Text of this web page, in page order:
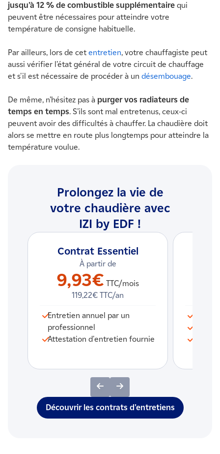
jusqu’à 12 % de combustible supplémentaire qui
peuvent être nécessaires pour atteindre votre
température de consigne habituelle.
Par ailleurs, lors de cet entretien, votre chauffagiste peut
aussi vérifier l’état général de votre circuit de chauffage
et s'il est nécessaire de procéder à un désembouage.
De même, n’hésitez pas à purger vos radiateurs de
temps en temps. S’ils sont mal entretenus, ceux-ci
peuvent avoir des difficultés à chauffer. La chaudière doit
alors se mettre en route plus longtemps pour atteindre la
température voulue.
Prolongez la vie de
votre chaudière avec
IZI by EDF !
Contrat Essentiel
À partir de
9,93€ TTC/mois
119,22€ TTC/an
Entretien annuel par un
professionnel
Attestation d'entretien fournie
Découvrir les contrats d'entretiens